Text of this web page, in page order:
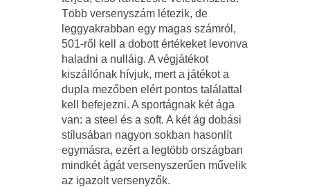
Több versenyszám létezik, de
leggyakrabban egy magas számról,
501-ről kell a dobott értékeket levonva
haladni a nulláig. A végjátékot
kiszállónak hívjuk, mert a játékot a
dupla mezőben elért pontos találattal
kell befejezni. A sportágnak két ága
van: a steel és a soft. A két ág dobási
stílusában nagyon sokban hasonlít
egymásra, ezért a legtöbb országban
mindkét ágát versenyszerűen művelik
az igazolt versenyzők.